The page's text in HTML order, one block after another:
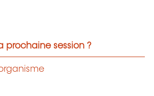
prochaine session ?